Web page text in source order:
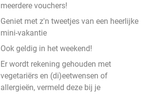
meerdere vouchers!
Geniet met z'n tweetjes van een heerlijke
mini-vakantie
Ook geldig in het weekend!
Er wordt rekening gehouden met
vegetariërs en (di)eetwensen of
allergieën, vermeld deze bij je